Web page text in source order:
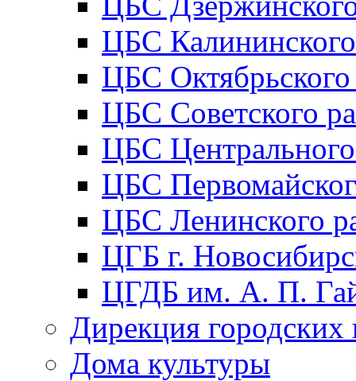
ЦБС
ЦБС
ЦБС Советского
ЦБС
ЦБС
ЦБС Ленинского
ЦГБ г.
ЦГДБ им. А. П.
Дирекция городских
Дома культуры